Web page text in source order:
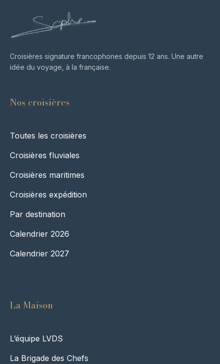
Croisières signature francophones depuis 12 ans. Une autre
idée du voyage, à la française.
Nos croisières
Toutes les croisières
Croisières fluviales
Croisières maritimes
Croisières expédition
Par destination
Calendrier 2026
Calendrier 2027
La Maison
L’équipe LVDS
La Brigade des Chefs